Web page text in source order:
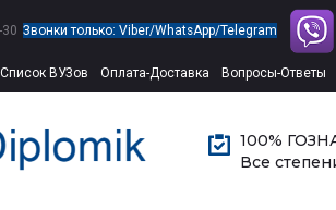
Звонки только: Viber/WhatsApp/Telegram
Список ВУЗов Оплата-Доставка Вопросы-Ответы
100%
Все